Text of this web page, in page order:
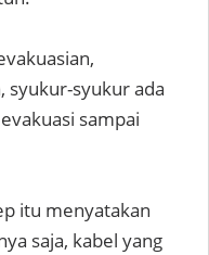
syukur-syukur ada
sampai
itu menyatakan
saja, kabel yang